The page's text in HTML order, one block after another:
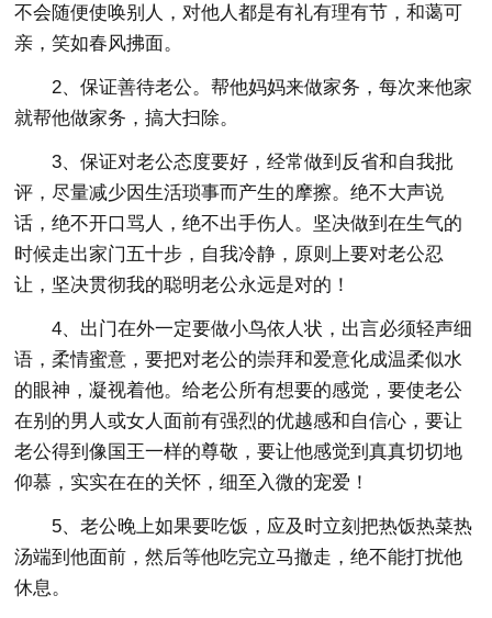
不会随便使唤别人，对他人都是有礼有理有节，和蔼可
亲，笑如春风拂面。
2、保证善待老公。帮他妈妈来做家务，每次来他家
就帮他做家务，搞大扫除。
3、保证对老公态度要好，经常做到反省和自我批
评，尽量减少因生活琐事而产生的摩擦。绝不大声说
话，绝不开口骂人，绝不出手伤人。坚决做到在生气的
时候走出家门五十步，自我冷静，原则上要对老公忍
让，坚决贯彻我的聪明老公永远是对的！
4、出门在外一定要做小鸟依人状，出言必须轻声细
语，柔情蜜意，要把对老公的崇拜和爱意化成温柔似水
的眼神，凝视着他。给老公所有想要的感觉，要使老公
在别的男人或女人面前有强烈的优越感和自信心，要让
老公得到像国王一样的尊敬，要让他感觉到真真切切地
仰慕，实实在在的关怀，细至入微的宠爱！
5、老公晚上如果要吃饭，应及时立刻把热饭热菜热
汤端到他面前，然后等他吃完立马撤走，绝不能打扰他
休息。